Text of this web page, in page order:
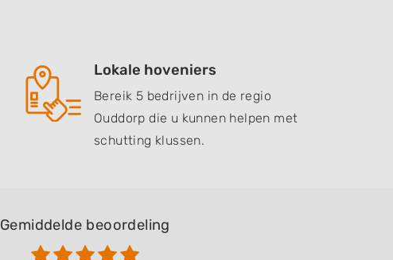
Lokale hoveniers
Bereik 5 bedrijven in de regio
Ouddorp die u kunnen helpen met
schutting klussen.
Gemiddelde beoordeling